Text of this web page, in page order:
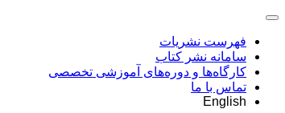
فهرست نشریات
سامانه نشر کتاب
کارگاه‌ها و دوره‌های آموزشی تخصصی
تماس با ما
English